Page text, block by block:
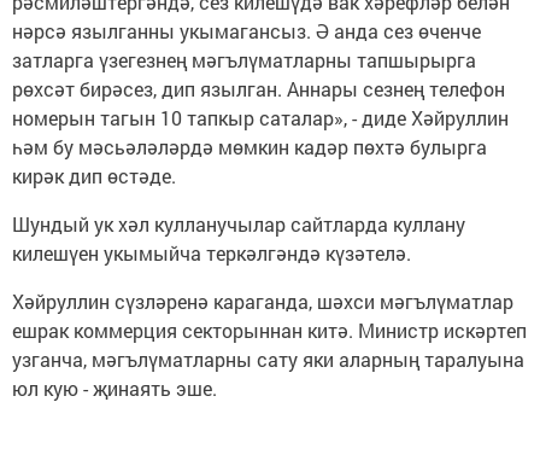
нәрсә язылганны укымагансыз. Ә анда сез өченче
затларга үзегезнең мәгълүматларны тапшырырга
рөхсәт бирәсез, дип язылган. Аннары сезнең телефон
номерын тагын 10 тапкыр саталар», - диде Хәйруллин
һәм бу мәсьәләләрдә мөмкин кадәр пөхтә булырга
кирәк дип өстәде.
Шундый ук хәл кулланучылар сайтларда куллану
килешүен укымыйча теркәлгәндә күзәтелә.
Хәйруллин сүзләренә караганда, шәхси мәгълүматлар
ешрак коммерция секторыннан китә. Министр искәртеп
узганча, мәгълүматларны сату яки аларның таралуына
юл кую - җинаять эше.